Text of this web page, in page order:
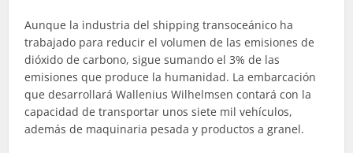
Aunque la industria del shipping transoceánico ha
trabajado para reducir el volumen de las emisiones de
dióxido de carbono, sigue sumando el 3% de las
emisiones que produce la humanidad. La embarcación
que desarrollará Wallenius Wilhelmsen contará con la
capacidad de transportar unos siete mil vehículos,
además de maquinaria pesada y productos a granel.